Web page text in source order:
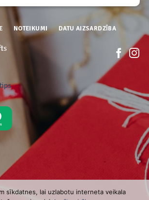
NOTEIKUMI DATU AIZSARDZĪBA
sīkdatnes, lai uzlabotu interneta veikala